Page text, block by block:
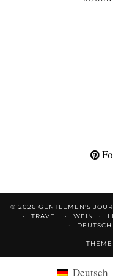
© 2026 GENTLEMEN'S
TRAVEL
WEIN
DEUTSCH
Deutsch